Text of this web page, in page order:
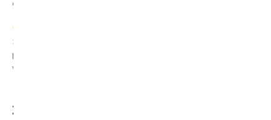
contribuer à la fatigue oculaire à tout moment de la journée.
: elles filtrent cette lumière spécifique ou modifient sa perception
pour soulager vos yeux, diminuer la tension visuelle et améliorer
votre confort.
2. Comment fonctionnent les